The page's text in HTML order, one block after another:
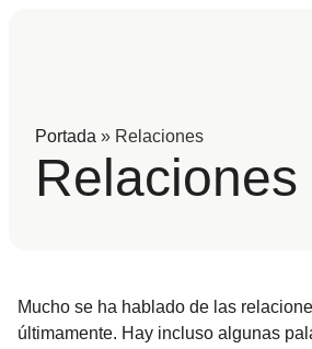
Portada » Relaciones
Relaciones
Mucho se ha hablado de las
últimamente. Hay incluso algunas